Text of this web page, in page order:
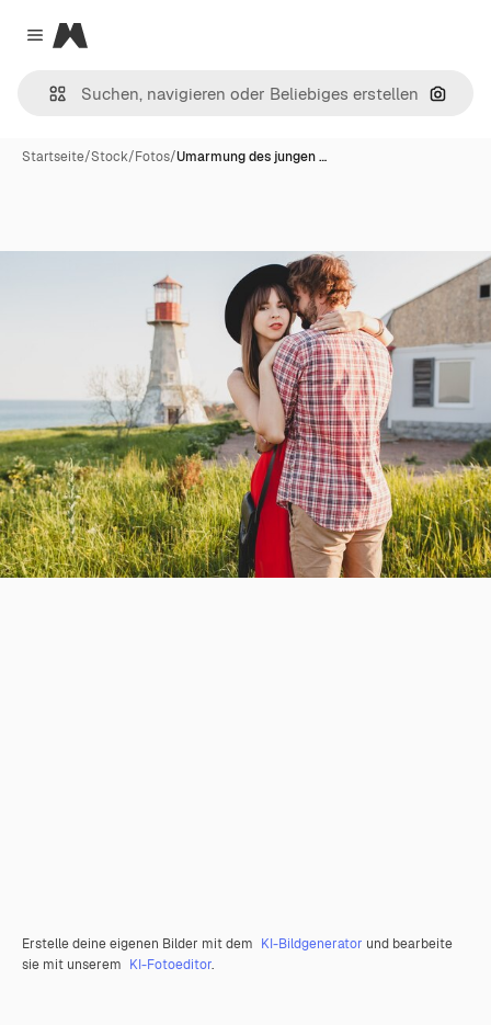
Close menu
Magnific
Nach
Startseite/Stock/Fotos/Umarmung des jungen …
Erstelle deine eigenen Bilder mit dem KI-Bildgenerator und bearbeite
sie mit unserem KI-Fotoeditor.